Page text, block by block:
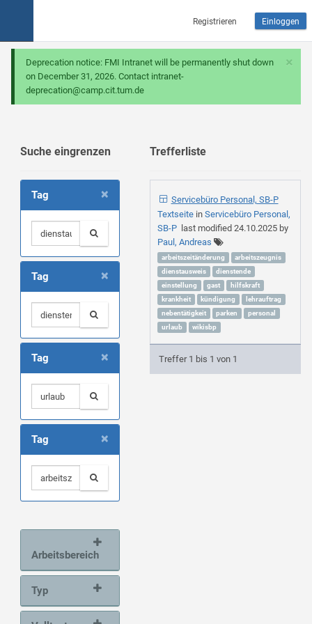
Registrieren Einloggen
×
Deprecation notice: FMI Intranet will be permanently shut down
on December 31, 2026. Contact intranet-
deprecation@camp.cit.tum.de
Suche eingrenzen
×
Tag
×
Tag
×
Tag
×
Tag
Arbeitsbereich
Typ
Trefferliste
Servicebüro Personal, SB-P
Textseite in Servicebüro Personal,
SB-Plast modified 24.10.2025by
Paul, Andreas
arbeitszeitänderung
arbeitszeugnis
dienstausweis
dienstende
einstellung
gast
hilfskraft
krankheit
kündigung
lehrauftrag
nebentätigkeit
parken
personal
urlaub
wikisbp
Treffer 1 bis 1 von 1